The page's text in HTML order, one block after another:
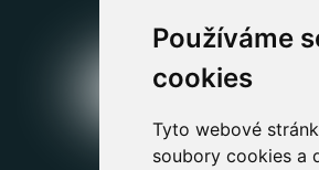
Používáme
cookies
Tyto webové
soubory cookies a